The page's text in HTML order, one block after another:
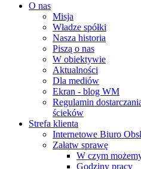
O nas
Misja
Władze spółki
Nasza historia
Piszą o nas
W obiektywie
Aktualności
Dla mediów
Ekran - blog WM
Regulamin
ścieków
Strefa klienta
Internetowe Biuro
Załatw sprawę
W czym
Godziny pracy